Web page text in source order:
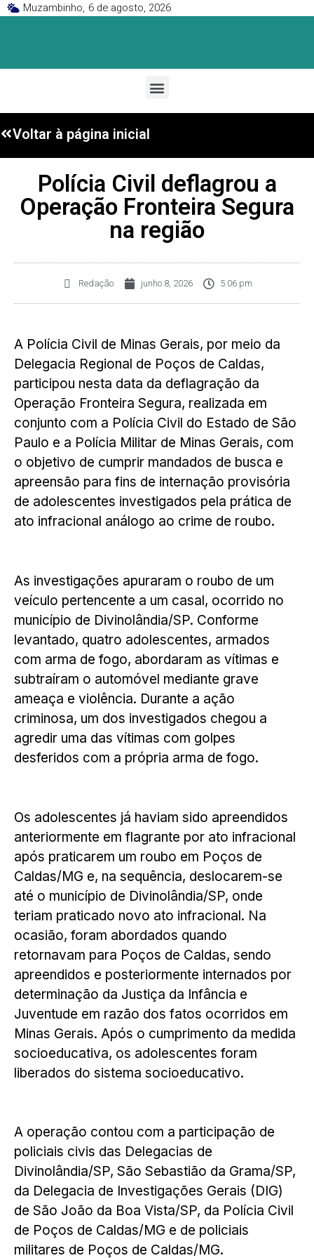
Muzambinho, 6 de agosto, 2026
Voltar à página inicial
Polícia Civil deflagrou a
Operação Fronteira Segura
na região
Redação junho 8, 2026 5:06 pm
A Polícia Civil de Minas Gerais, por meio da
Delegacia Regional de Poços de Caldas,
participou nesta data da deflagração da
Operação Fronteira Segura, realizada em
conjunto com a Polícia Civil do Estado de São
Paulo e a Polícia Militar de Minas Gerais, com
o objetivo de cumprir mandados de busca e
apreensão para fins de internação provisória
de adolescentes investigados pela prática de
ato infracional análogo ao crime de roubo.
As investigações apuraram o roubo de um
veículo pertencente a um casal, ocorrido no
município de Divinolândia/SP. Conforme
levantado, quatro adolescentes, armados
com arma de fogo, abordaram as vítimas e
subtraíram o automóvel mediante grave
ameaça e violência. Durante a ação
criminosa, um dos investigados chegou a
agredir uma das vítimas com golpes
desferidos com a própria arma de fogo.
Os adolescentes já haviam sido apreendidos
anteriormente em flagrante por ato infracional
após praticarem um roubo em Poços de
Caldas/MG e, na sequência, deslocarem-se
até o município de Divinolândia/SP, onde
teriam praticado novo ato infracional. Na
ocasião, foram abordados quando
retornavam para Poços de Caldas, sendo
apreendidos e posteriormente internados por
determinação da Justiça da Infância e
Juventude em razão dos fatos ocorridos em
Minas Gerais. Após o cumprimento da medida
socioeducativa, os adolescentes foram
liberados do sistema socioeducativo.
A operação contou com a participação de
policiais civis das Delegacias de
Divinolândia/SP, São Sebastião da Grama/SP,
da Delegacia de Investigações Gerais (DIG)
de São João da Boa Vista/SP, da Polícia Civil
de Poços de Caldas/MG e de policiais
militares de Poços de Caldas/MG.